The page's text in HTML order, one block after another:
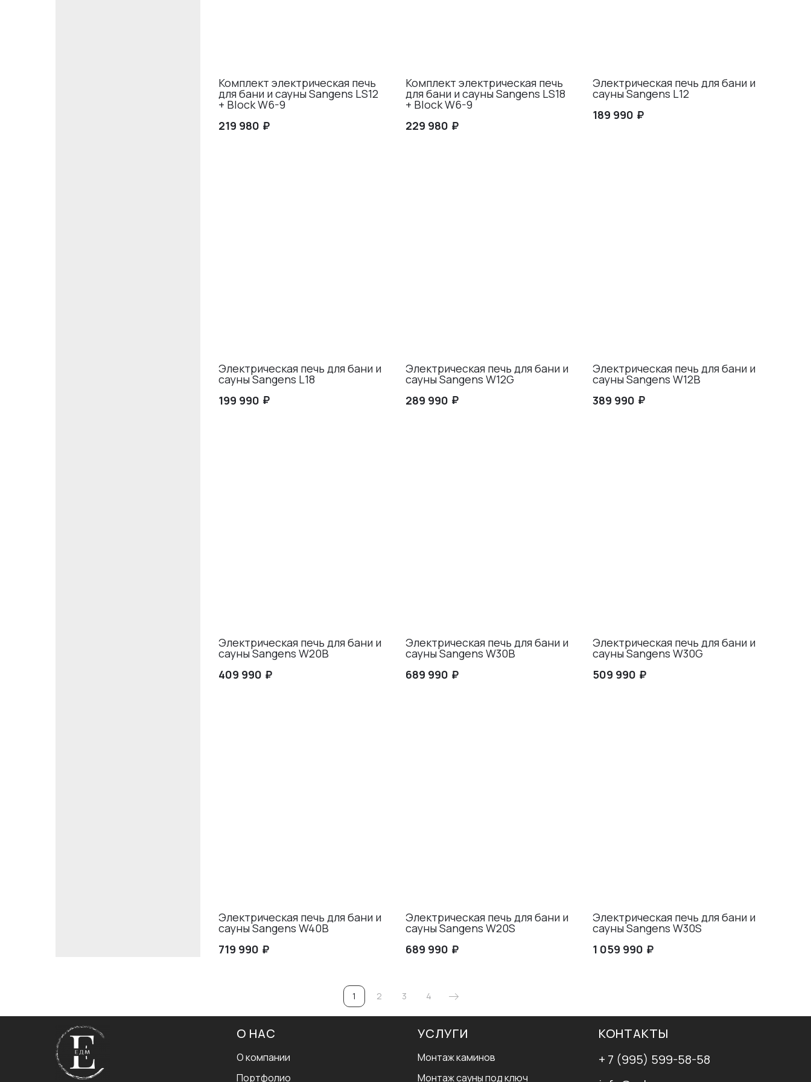
Комплект электрическая печь
для бани и сауны Sangens LS12
+ Block W6-9
219 980 ₽
Комплект электрическая печь
для бани и сауны Sangens LS18
+ Block W6-9
229 980 ₽
Электрическая печь для бани и
сауны Sangens L12
189 990 ₽
Электрическая печь для бани и
сауны Sangens L18
199 990 ₽
Электрическая печь для бани и
сауны Sangens W12G
289 990 ₽
Электрическая печь для бани и
сауны Sangens W12B
389 990 ₽
Электрическая печь для бани и
сауны Sangens W20B
409 990 ₽
Электрическая печь для бани и
сауны Sangens W30B
689 990 ₽
Электрическая печь для бани и
сауны Sangens W30G
509 990 ₽
Электрическая печь для бани и
сауны Sangens W40B
719 990 ₽
Электрическая печь для бани и
сауны Sangens W20S
689 990 ₽
Электрическая печь для бани и
сауны Sangens W30S
1 059 990 ₽
1 2 3 4
О НАС
О компании
Портфолио
УСЛУГИ
Монтаж каминов
Монтаж сауны под ключ
КОНТАКТЫ
+ 7 (995) 599-58-58